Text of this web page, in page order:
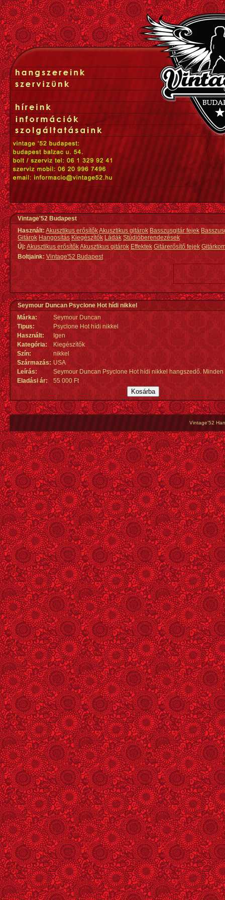
Vintage'52 Budapest
Használt: Akusztikus erősítőkAkusztikus gitárok Basszusgitár fejek
Gitárok Hangosítás Kiegészítők Ládák Stúdióberendezések
Új:Akusztikus erősítőkAkusztikus gitárok Effektek Gitárerősítő fejek
Boltjaink: Vintage'52 Budapest
Seymour Duncan Psyclone Hot hídi nikkel
Márka:
Seymour Duncan
Tipus:
Psyclone Hot hídi nikkel
Használt:
Igen
Kategória:
Kiegészítők
Szín:
nikkel
Származás: USA
Leírás:
Seymour Duncan Psyclone Hot hídi nikkel hangszedő.
Eladási ár:
55 000 Ft
Vintage'52